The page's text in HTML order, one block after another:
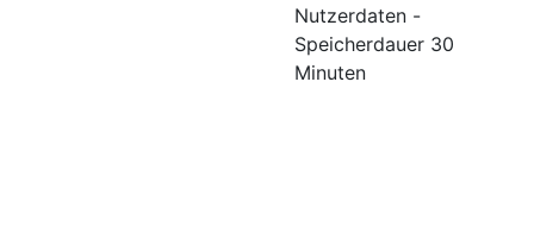
Nutzerdaten -
Speicherdauer 30
Minuten